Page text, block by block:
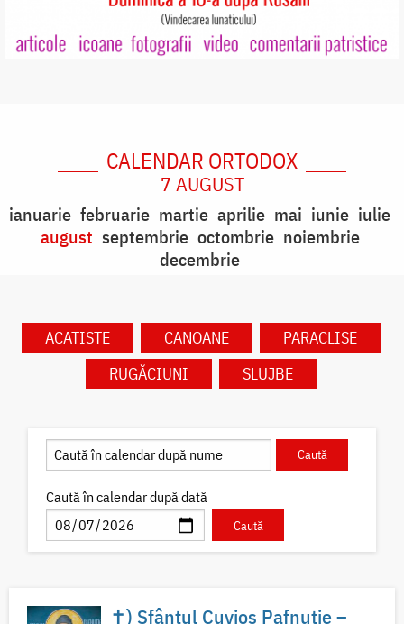
CALENDAR ORTODOX
7 AUGUST
ianuarie februarie martie aprilie mai iunie iulie
august septembrie octombrie noiembrie
decembrie
ACATISTE CANOANE
PARACLISE
RUGĂCIUNI
SLUJBE
Caută în calendar după dată
✝) Sfântul Cuvios Pafnutie –